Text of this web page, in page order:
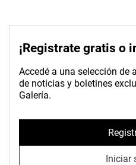
¡Registrate gratis o
Accedé a una selección de
de noticias y boletines
Galería.
Iniciar